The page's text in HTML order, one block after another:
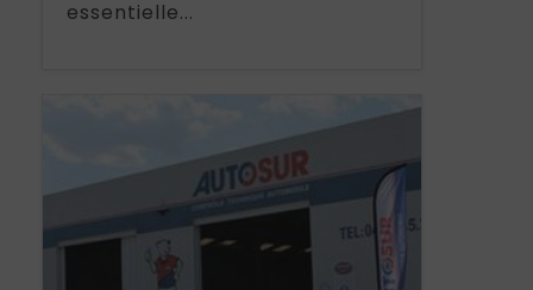
essentielle...